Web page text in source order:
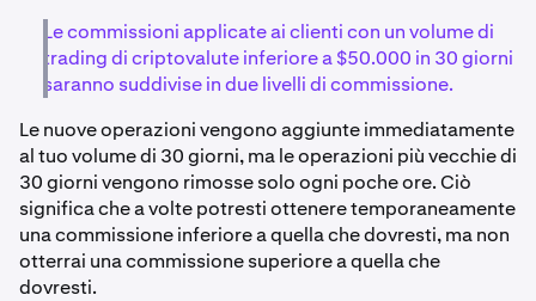
Le commissioni applicate ai clienti con un volume di
trading di criptovalute inferiore a $50.000 in 30 giorni
saranno suddivise in due livelli di commissione.
Le nuove operazioni vengono aggiunte immediatamente
al tuo volume di 30 giorni, ma le operazioni più vecchie di
30 giorni vengono rimosse solo ogni poche ore. Ciò
significa che a volte potresti ottenere temporaneamente
una commissione inferiore a quella che dovresti, ma non
otterrai una commissione superiore a quella che
dovresti.